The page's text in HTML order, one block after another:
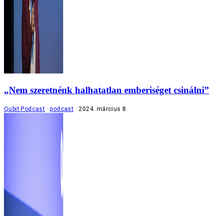
„Nem szeretnénk halhatatlan emberiséget csinálni”
Qubit Podcast podcast 2024. március 8.